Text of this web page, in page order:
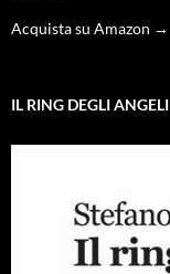
Acquista su Amazon →
IL RING DEGLI ANGELI